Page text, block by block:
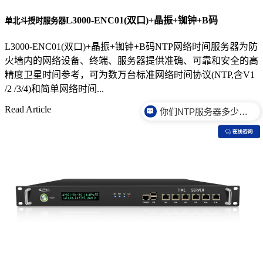
单北斗授时服务器L3000-ENC01(双口)+晶振+铷钟+B码
L3000-ENC01(双口)+晶振+铷钟+B码NTP网络时间服务器为防
火墙内的网络设备、终端、服务器提供准确、可靠和安全的高
精度卫星时间参考，可为数万台标准网络时间协议(NTP,含V1
/2 /3/4)和简单网络时间...
Read Article
你们NTP服务器是什么价格？